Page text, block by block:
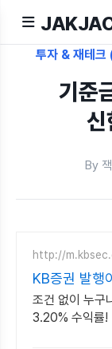
투자 & 재테
기준
신
By
http://
KB증권 발행
누구나
조건 없이 누구
3.20% 수익률!